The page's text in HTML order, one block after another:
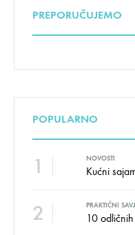
PREPORUČUJEMO
POPULARNO
1 NOVOSTI
2 PRAKTIČNI
10